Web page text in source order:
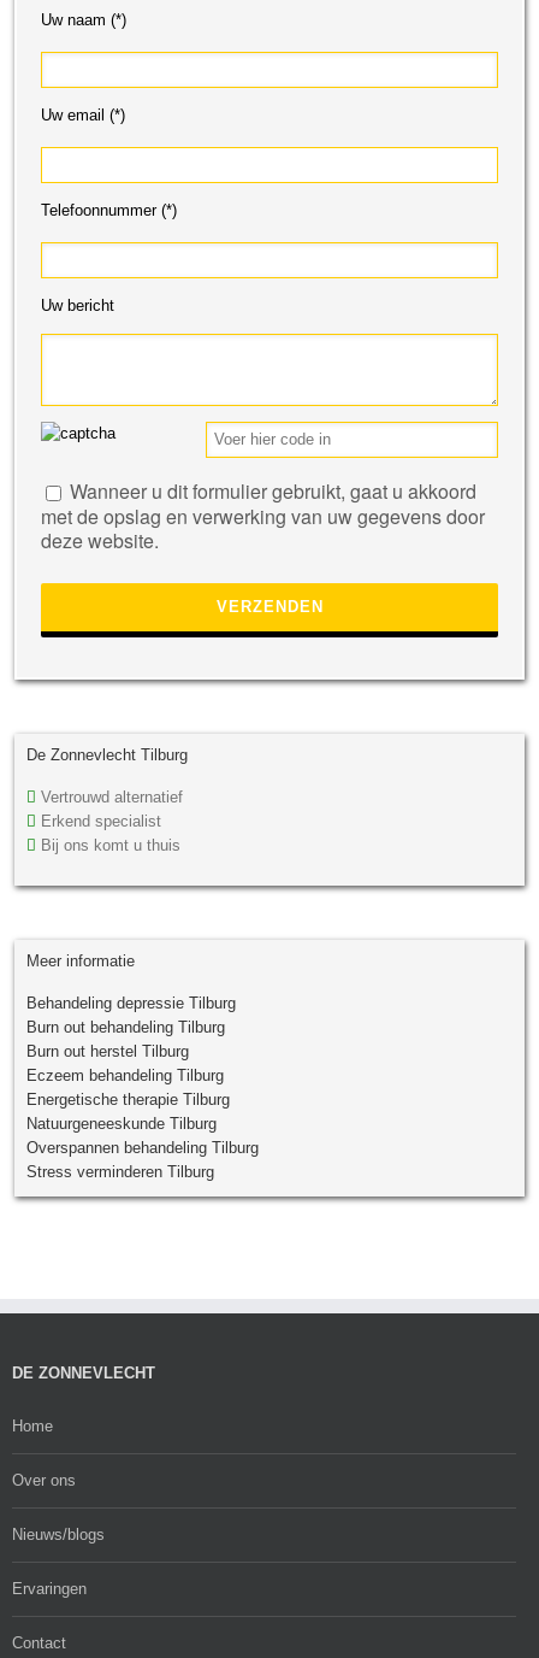
Uw naam (*)
Uw email (*)
Telefoonnummer (*)
Uw bericht
dit
veld
leeg
Wanneer u dit formulier gebruikt, gaat u akkoord
met de opslag en verwerking van uw gegevens door
deze website.
De Zonnevlecht Tilburg
Vertrouwd alternatief
Erkend specialist
Bij ons komt u thuis
Meer informatie
Behandeling depressie Tilburg
Burn out behandeling Tilburg
Burn out herstel Tilburg
Eczeem behandeling Tilburg
Energetische therapie Tilburg
Natuurgeneeskunde Tilburg
Overspannen behandeling Tilburg
Stress verminderen Tilburg
DE ZONNEVLECHT
Home
Over ons
Nieuws/blogs
Ervaringen
Contact